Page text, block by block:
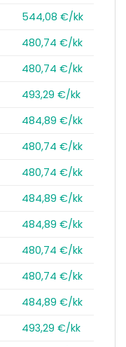
544,08 €/kk
480,74 €/kk
480,74 €/kk
493,29 €/kk
484,89 €/kk
480,74 €/kk
480,74 €/kk
484,89 €/kk
484,89 €/kk
480,74 €/kk
480,74 €/kk
484,89 €/kk
493,29 €/kk